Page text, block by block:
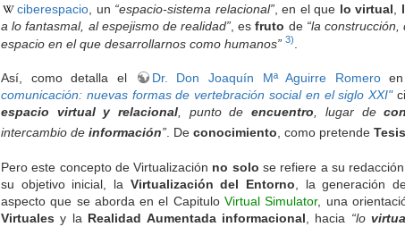
ciberespacio , un “espacio-sistema relacional”, en el que lo virtual
a lo fantasmal, al espejismo de realidad” , esfruto de “la
espacio en el que desarrollarnos como humanos” 3)
Así, como detalla el Dr. Don Joaquín Mª Aguirre Romeroen
comunicación: nuevas formas de vertebración social en el siglo XXI"
espacio virtual y relacional , punto deencuentro , lugar de
intercambio de información”. De conocimiento, como pretende
Pero este concepto de Virtualización no solo se refiere a su
su objetivo inicial, la Virtualización del Entorno , la generación
aspecto que se aborda en el Capitulo Virtual Simulator, una
Virtuales y la Realidad Aumentada informacional , hacia “lo